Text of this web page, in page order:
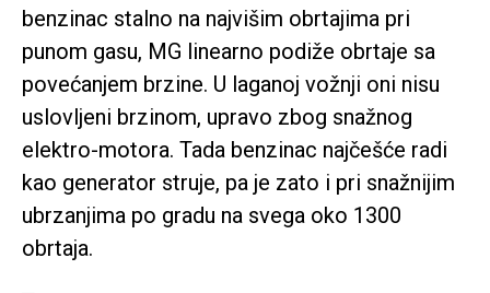
benzinac stalno na najvišim obrtajima pri
punom gasu, MG linearno podiže obrtaje sa
povećanjem brzine. U laganoj vožnji oni nisu
uslovljeni brzinom, upravo zbog snažnog
elektro-motora. Tada benzinac najčešće radi
kao generator struje, pa je zato i pri snažnijim
ubrzanjima po gradu na svega oko 1300
obrtaja.